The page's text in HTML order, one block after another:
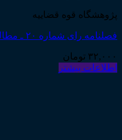
پژوهشگاه قوه قضاییه
فصلنامه رای شماره ۲۰ ـ مطالعات آرای قضایی ـ پاییز ۱۳۹۶
۳۲,۰۰۰ تومان
اطلاعات بیشتر